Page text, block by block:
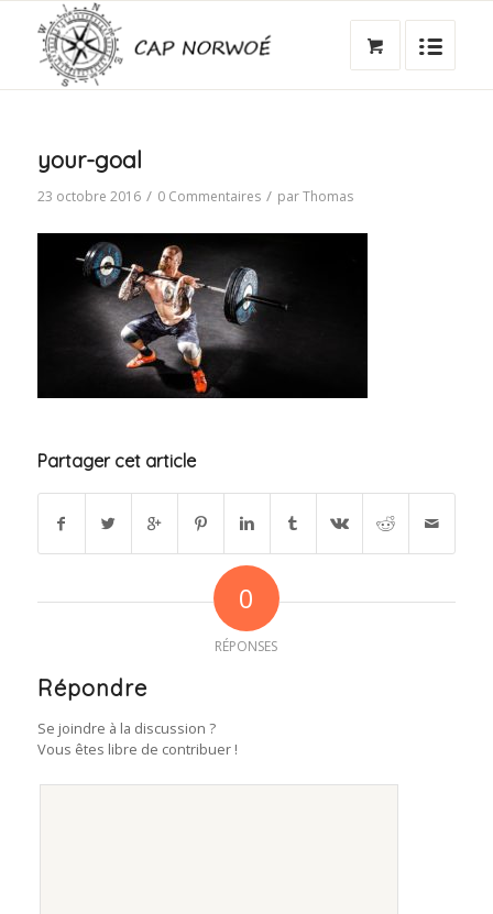
your-goal
23 octobre 2016 / 0 Commentaires / parThomas
Partager cet article
0
RÉPONSES
Répondre
Se joindre à la discussion ?
Vous êtes libre de contribuer !